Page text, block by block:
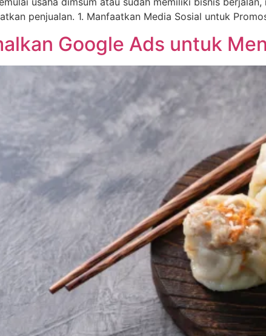
penjualan. 1. Manfaatkan Media Sosial untuk
Google Ads untuk